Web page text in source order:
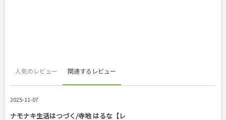
人気のレビュー 関連するレビュー
2025-11-07
ナモナキ生活はつづく/寺地 はるな【レ